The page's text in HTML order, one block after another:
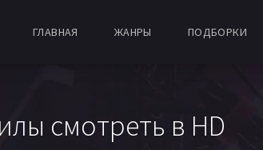
ГЛАВНАЯ ЖАНРЫ ПОДБОРКИ
смотреть в HD